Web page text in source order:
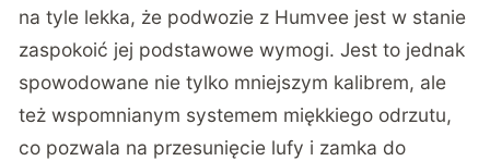
na tyle lekka, że podwozie z Humvee jest w stanie
zaspokoić jej podstawowe wymogi. Jest to jednak
spowodowane nie tylko mniejszym kalibrem, ale
też wspomnianym systemem miękkiego odrzutu,
co pozwala na przesunięcie lufy i zamka do